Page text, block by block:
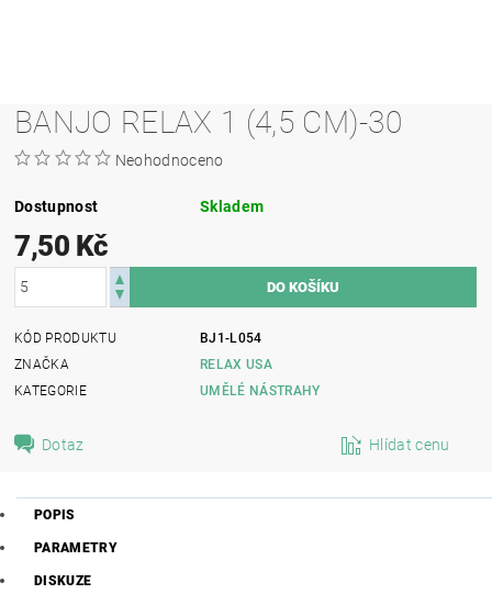
BANJO RELAX 1 (4,5 CM)-30
Neohodnoceno
Dostupnost Skladem
7,50 Kč
KÓD PRODUKTU
BJ1-L054
ZNAČKA
RELAX USA
KATEGORIE
UMĚLÉ NÁSTRAHY
Dotaz Hlídat cenu
POPIS
PARAMETRY
DISKUZE